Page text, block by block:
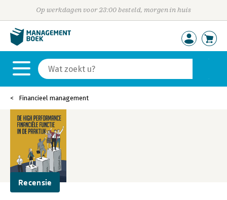
Op werkdagen voor 23:00 besteld, morgen in huis
Financieel management
Recensie